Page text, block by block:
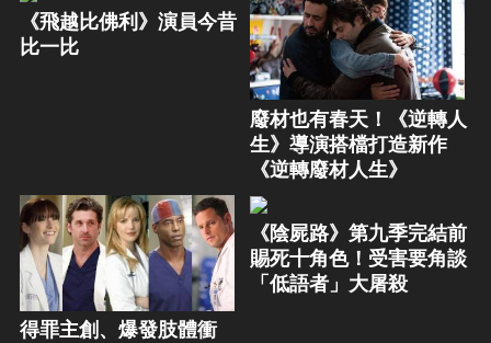
《飛越比佛利》演員今昔
比一比
廢材也有春天！《逆轉人
生》導演搭檔打造新作
《逆轉廢材人生》
得罪主創、爆發肢體衝
《陰屍路》第九季完結前
賜死十角色！受害要角談
「低語者」大屠殺